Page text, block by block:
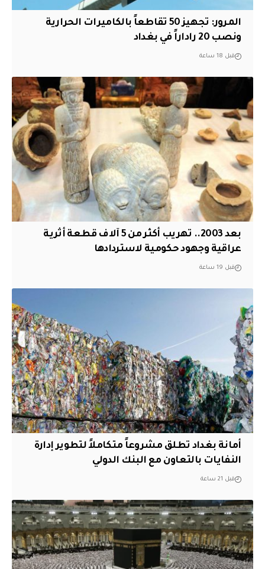
المرور: تجهيز 50 تقاطعاً بالكاميرات الحرارية
ونصب 20 راداراً في بغداد
قبل 18 ساعة
بعد 2003.. تهريب أكثر من 5 آلاف قطعة أثرية
عراقية وجهود حكومية لاستردادها
قبل 19 ساعة
أمانة بغداد تطلق مشروعاً متكاملاً لتطوير إدارة
النفايات بالتعاون مع البنك الدولي
قبل 21 ساعة